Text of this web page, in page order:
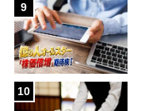
9
10